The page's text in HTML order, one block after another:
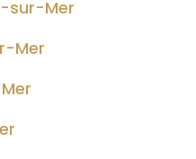
sur-Mer
Mer